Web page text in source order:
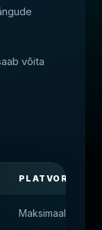
võita
PLATVORMI
Maksimaalne